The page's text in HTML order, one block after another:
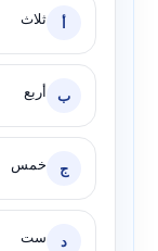
أ ثلاث
ب أربع
ج خمس
د ست